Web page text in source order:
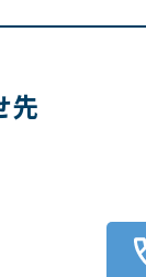
先